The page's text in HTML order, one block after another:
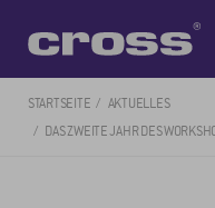
STARTSEITE
AKTUELLES
DAS ZWEITE JAHR DES